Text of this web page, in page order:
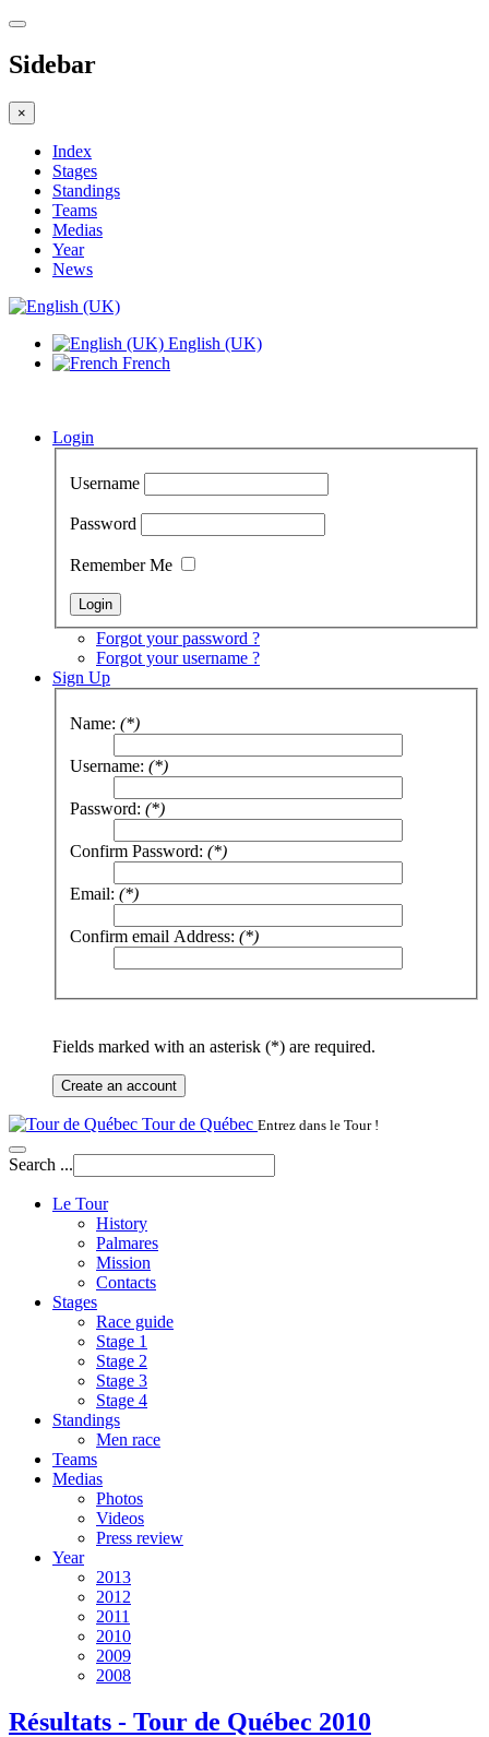
Sidebar
×
Index
Stages
Standings
Teams
Medias
Year
News
English (UK)
French
Login
Username
Password
Remember Me
Forgot your password ?
Forgot your username ?
Sign Up
Name: (*)
Username: (*)
Password: (*)
Confirm Password: (*)
Email: (*)
Confirm email Address: (*)
Fields marked with an asterisk (*) are required.
Create an account
Tour de Québec Entrez dans le Tour !
Search ...
Le Tour
History
Palmares
Mission
Contacts
Stages
Race guide
Stage 1
Stage 2
Stage 3
Stage 4
Standings
Men race
Teams
Medias
Photos
Videos
Press review
Year
2013
2012
2011
2010
2009
2008
Résultats - Tour de Québec 2010